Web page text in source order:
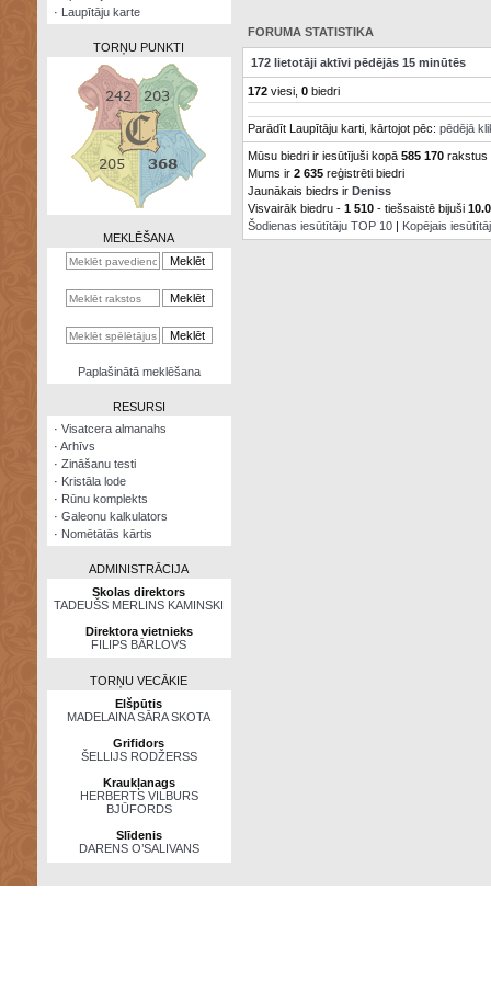
kalkulators
· Laupītāju karte
TORŅU PUNKTI
MEKLĒŠANA
Paplašinātā meklēšana
RESURSI
· Visatcera almanahs
· Arhīvs
· Zināšanu testi
· Kristāla lode
· Rūnu komplekts
· Galeonu kalkulators
· Nomētātās kārtis
ADMINISTRĀCIJA
Skolas direktors
TADEUŠS MERLINS KAMINSKI
Direktora vietnieks
FILIPS BĀRLOVS
TORŅU VECĀKIE
Elšpūtis
MADELAINA SĀRA SKOTA
Grifidors
ŠELLIJS RODŽERSS
Kraukļanags
HERBERTS VILBURS
BJŪFORDS
Slīdenis
DARENS O’SALIVANS
FORUMA STATISTIKA
172 lietotāji aktīvi pēdējās 15 minūtēs
172viesi, 0biedri
Parādīt Laupītāju karti, kārtojot pēc: pēdējā
Mūsu biedri ir iesūtījuši kopā 585 170rakstus
Mums ir 2 635reģistrēti biedri
Jaunākais biedrs ir Deniss
Visvairāk biedru - 1 510- tiešsaistē bijuši
Šodienas iesūtītāju TOP 10| Kopējais